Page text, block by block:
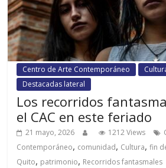
Centro de Arte Contemporáneo
Destacadas lateral
Los recorridos
el CAC en este feriado
21 mayo, 2026 1212 Views
Contemporáneo, comunidad, Cultura,fin
Quito, patrimonio, Recorridos fantasmales